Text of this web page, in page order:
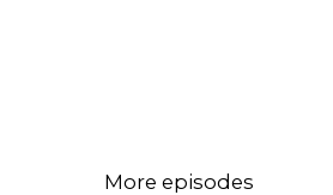
More episodes